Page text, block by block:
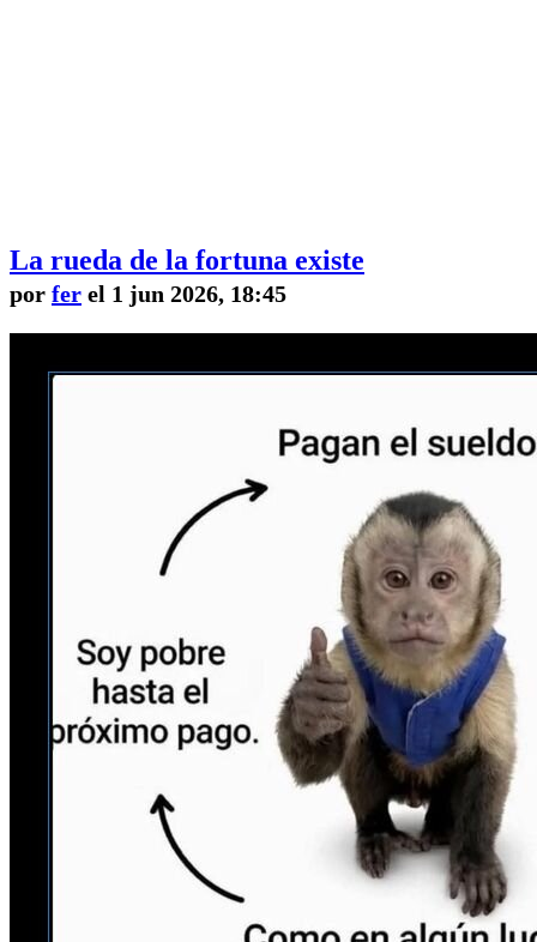
La rueda de la fortuna existe
por fer el 1 jun 2026, 18:45